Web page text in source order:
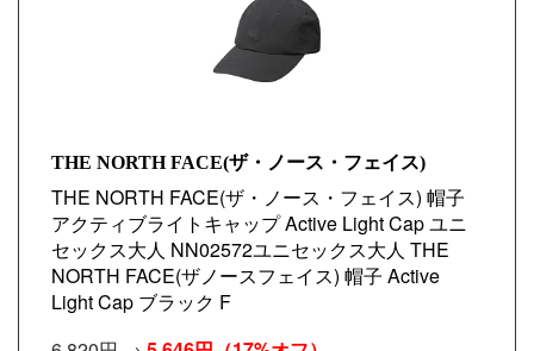
THE NORTH FACE(ザ・ノース・フェイス)
THE NORTH FACE(ザ・ノース・フェイス) 帽子
アクティブライトキャップ Active Light Cap ユニ
セックス大人 NN02572ユニセックス大人 THE
NORTH FACE(ザノースフェイス) 帽子 Active
Light Cap ブラック F